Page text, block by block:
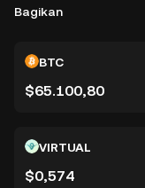
Bagikan
BTC
$65.100,80
VIRTUAL
$0,574